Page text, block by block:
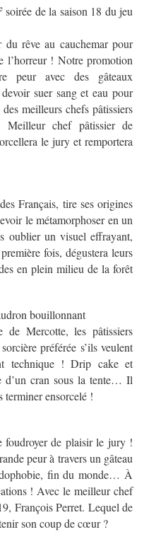
soirée de la saison 18 du jeu
du rêve au cauchemar pour
l’horreur ! Notre promotion
peur avec des gâteaux
suer sang et eau pour
meilleurs chefs pâtissiers
chef pâtissier de
le jury et remportera
Français, tire ses origines
le métamorphoser en un
oublier un visuel effrayant,
fois, dégustera leurs
en plein milieu de la forêt
bouillonnant
Mercotte, les pâtissiers
préférée s’ils veulent
technique ! Drip cake et
d’un cran sous la tente… Il
terminer ensorcelé !
foudroyer de plaisir le jury !
peur à travers un gâteau
fin du monde… À
! Avec le meilleur chef
François Perret. Lequel de
son coup de cœur ?